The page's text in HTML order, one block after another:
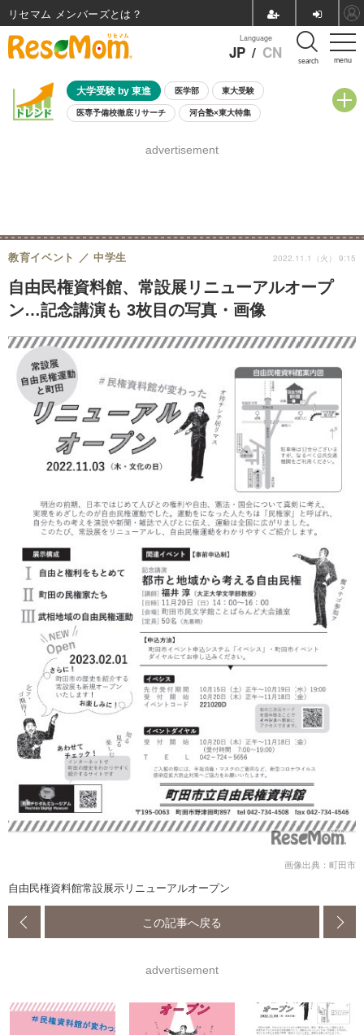
menu
Language
JP / CN search
大学受験 by 東進 医学部 東大受験
医専予備校徹底リサーチ 河合塾×東大特集
8月開催学校説明会・相談会
advertisement
自由民権資料館、常設展リニューアルオープ
ン…記念講演も 3枚目の写真・画像
教育イベント 中学生 2022.11.1（火） 9:15
画像出典：町田市
自由民権資料館常設展示リニューアルオープン
この記事へ戻る
advertisement
リセマム メンバーズ